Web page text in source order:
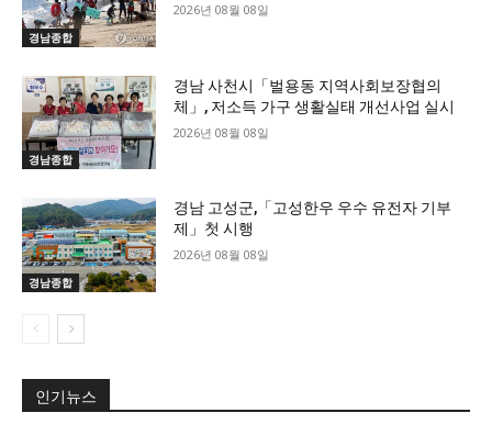
경남종합
2026년 08월 08일
경남종합
경남 사천시「벌용동 지역사회보장협의
체」, 저소득 가구 생활실태 개선사업 실시
2026년 08월 08일
경남종합
경남 고성군,「고성한우 우수 유전자 기부
제」첫 시행
2026년 08월 08일
인기뉴스